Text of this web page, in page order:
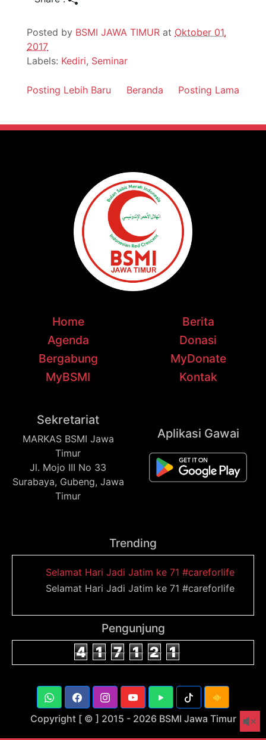
Posted by BSMI JAWA TIMUR at Oktober 01,
2017
Labels: Kediri, Seminar
Posting Lebih Baru Posting Lama
Beranda
Home
Berita
Agenda
Donasi
Bergabung
MyDonate
MyBSMI
Kontak
Sekretariat
MARKAS BSMI Jawa
Timur
Jl. Mojo III No 33
Surabaya, Gubeng, Jawa
Timur
Aplikasi Gawai
Trending
Selamat Hari Jadi Jatim ke 71 #careforlife
Selamat Hari Jadi Jatim ke 71 #careforlife
Pengunjung
4 1 7 1 2 1
Copyright [ © ] 2015 - 2026 BSMI Jawa Timur